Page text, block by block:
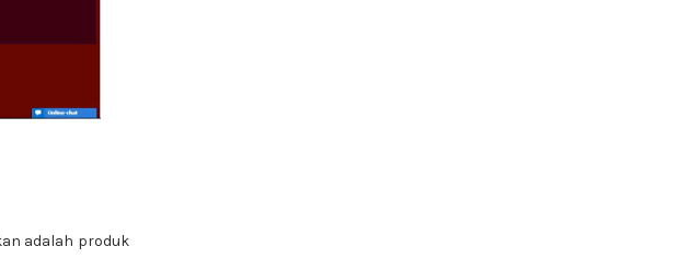
adalah produk